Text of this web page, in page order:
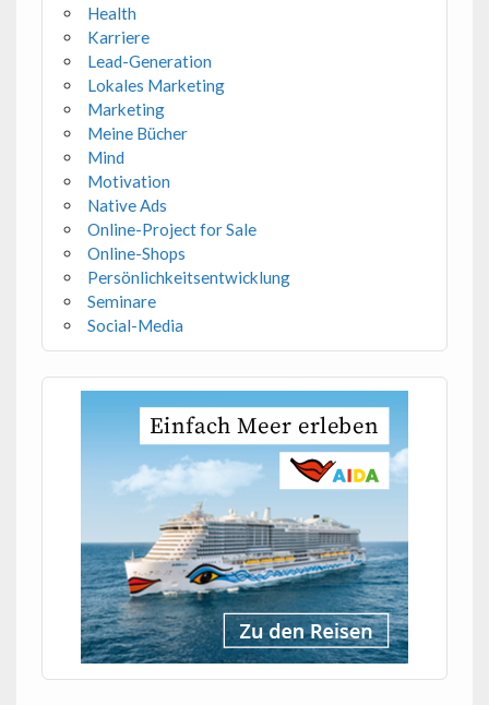
Health
Karriere
Lead-Generation
Lokales Marketing
Marketing
Meine Bücher
Mind
Motivation
Native Ads
Online-Project for Sale
Online-Shops
Persönlichkeitsentwicklung
Seminare
Social-Media